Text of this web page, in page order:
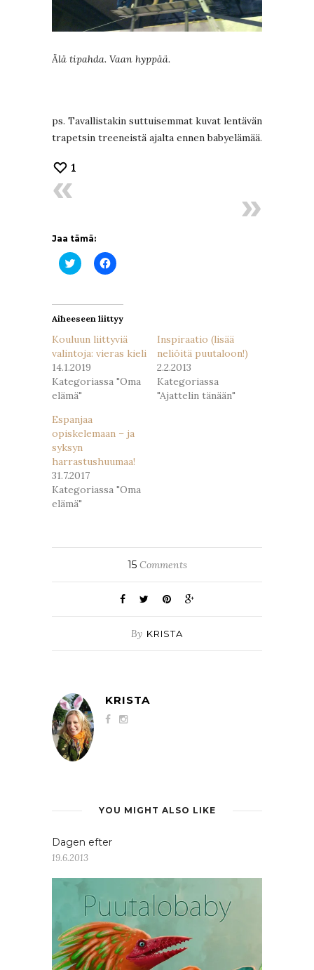
Älä tipahda. Vaan hyppää.
ps. Tavallistakin suttuisemmat kuvat lentävän
trapetsin treeneistä ajalta ennen babyelämää.
1
Jaa tämä:
Jaa
Twitterissä(Avautuu
Jaa
Facebookissa(Avautuu
Aiheeseen liittyy
Kouluun liittyviä
valintoja: vieras kieli
14.1.2019
Kategoriassa "Oma
elämä"
Inspiraatio (lisää
neliöitä puutaloon!)
2.2.2013
Kategoriassa
"Ajattelin tänään"
Espanjaa
opiskelemaan – ja
syksyn
harrastushuumaa!
31.7.2017
Kategoriassa "Oma
elämä"
15Comments
By KRISTA
KRISTA
YOU MIGHT ALSO LIKE
Dagen efter
19.6.2013